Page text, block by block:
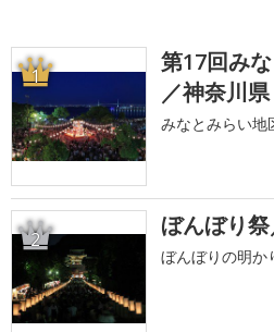
1
第17回み
／神奈川県
みなとみらい地
2 ぼんぼり
ぼんぼりの明か